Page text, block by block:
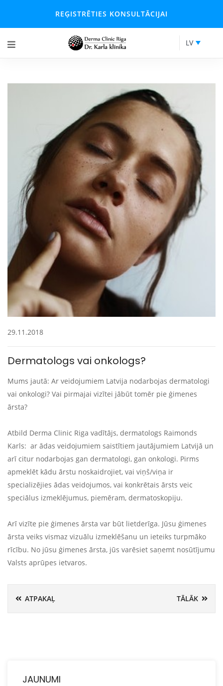
REĢISTRĒTIES KONSULTĀCIJAI
LV
29.11.2018
Dermatologs vai onkologs?
Mums jautā: Ar veidojumiem Latvija nodarbojas dermatologi
vai onkologi? Vai pirmajai vizītei jābūt tomēr pie ģimenes
ārsta?
Atbild Derma Clinic Riga vadītājs, dermatologs Raimonds
Karls: ar ādas veidojumiem saistītiem jautājumiem Latvijā un
arī citur nodarbojas gan dermatologi, gan onkologi. Pirms
apmeklēt kādu ārstu noskaidrojiet, vai viņš/viņa ir
specializējies ādas veidojumos, vai konkrētais ārsts veic
speciālus izmeklējumus, piemēram, dermatoskopiju.
Arī vizīte pie ģimenes ārsta var būt lietderīga. Jūsu ģimenes
ārsta veiks vismaz vizuālu izmeklēšanu un ieteiks turpmāko
rīcību. No jūsu ģimenes ārsta, jūs varēsiet saņemt nosūtījumu
Valsts aprūpes ietvaros.
ATPAKAĻ TĀLĀK
JAUNUMI